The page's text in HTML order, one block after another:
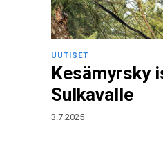
UUTISET
Kesämyrsky
Sulkavalle
3.7.2025